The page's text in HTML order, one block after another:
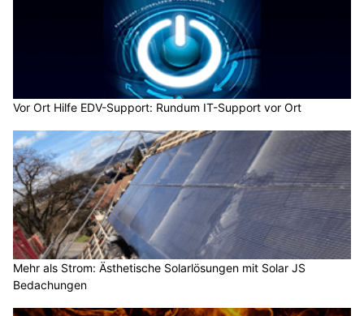
Vor Ort Hilfe EDV-Support: Rundum IT-Support vor Ort
Mehr als Strom: Ästhetische Solarlösungen mit Solar JS
Bedachungen